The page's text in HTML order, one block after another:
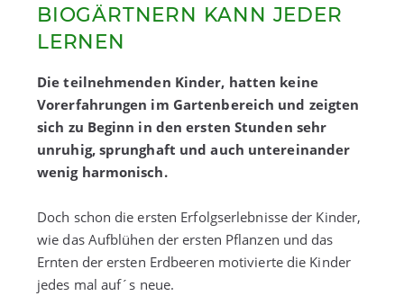
BIOGÄRTNERN KANN JEDER
LERNEN
Die teilnehmenden Kinder, hatten keine
Vorerfahrungen im Gartenbereich und zeigten
sich zu Beginn in den ersten Stunden sehr
unruhig, sprunghaft und auch untereinander
wenig harmonisch.
Doch schon die ersten Erfolgserlebnisse der Kinder,
wie das Aufblühen der ersten Pflanzen und das
Ernten der ersten Erdbeeren motivierte die Kinder
jedes mal auf´s neue.